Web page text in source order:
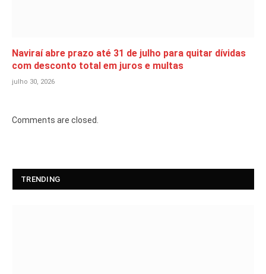
Naviraí abre prazo até 31 de julho para quitar dívidas
com desconto total em juros e multas
julho 30, 2026
Comments are closed.
TRENDING